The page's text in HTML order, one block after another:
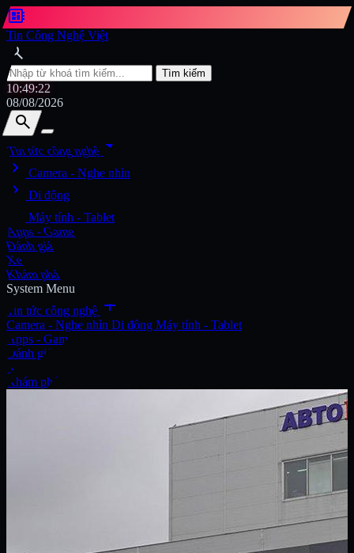
developer_board
Tin Công Nghệ Việt
search
Tìm kiếm
10:49:23
08/08/2026
search
search
Tin tức công nghệarrow_drop_down
chevron_right
Camera - Nghe nhìn
chevron_right Di động
Máy tính - Tablet
Apps - Game
Đánh giá
Xe
Khám phá
System Menu
Tin tức công nghệ add
Camera - Nghe nhìn Di động Máy tính - Tablet
Apps - Game
Đánh giá
Xe
Khám phá